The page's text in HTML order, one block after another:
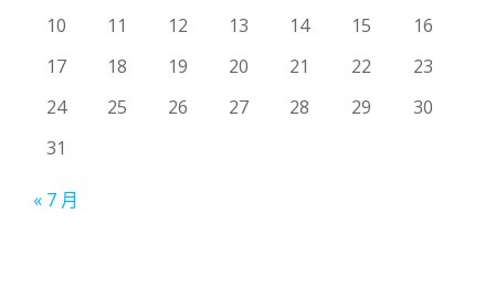
10
11 12 13 14 15
16
17
18 19 20 21 22
23
24
25 26 27 28 29
30
31
« 7 月